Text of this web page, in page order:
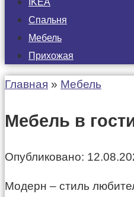
IKEA
Спальня
Мебель
Прихожая
Главная » Мебель
Мебель в
Опубликовано:
Модерн – стиль